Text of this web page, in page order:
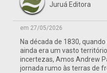
Juruá Editora
em 27/05/2026
Na década de 1830,
ainda era um vasto
incertezas, Amos Andrew
jornada rumo às terras de